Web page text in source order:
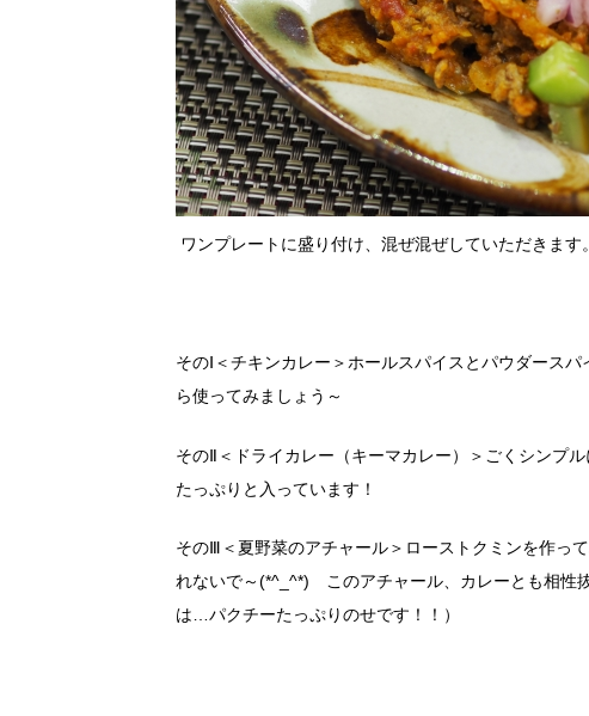
ワンプレートに盛り付け、混ぜ混ぜしていただきま
そのⅠ＜チキンカレー＞ホールスパイスとパウダース
ら使ってみましょう～
そのⅡ＜ドライカレー（キーマカレー）＞ごくシンプ
たっぷりと入っています！
そのⅢ＜夏野菜のアチャール＞ローストクミンを作っ
れないで～(*^_^*) このアチャール、カレーとも相性
は…パクチーたっぷりのせです！！）